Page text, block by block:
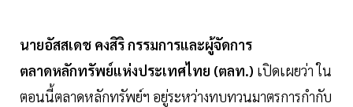
นายอัสสเดช คงสิริ กรรมการและผู้จัดการ
ตลาดหลักทรัพย์แห่งประเทศไทย (ตลท.) เปิดเผยว่า ใน
ตอนนี้ตลาดหลักทรัพย์ฯ อยู่ระหว่างทบทวนมาตรการกำกับ